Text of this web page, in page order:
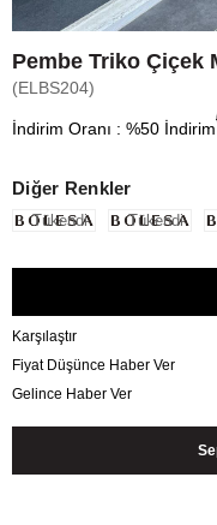
Pembe Triko Çiçek
(ELBS204)
İndirim Oranı : %50 İndirim
Diğer Renkler
Tükendi Tükendi
Karşılaştır
Fiyat Düşünce Haber Ver
Gelince Haber Ver